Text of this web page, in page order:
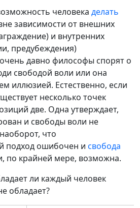
человека делать
зависимости от внешних
и внутренних
предубеждения)
давно философы спорят о
свободой воли или она
иллюзией. Естественно, если
несколько точек
две. Одна утверждает,
и свободы воли не
что
подход ошибочен и свобода
по крайней мере, возможна.
ли каждый человек
обладает?